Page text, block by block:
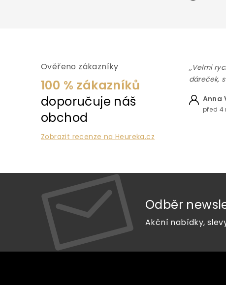
Ověřeno zákazníky
100 % zákazníků
doporučuje náš
obchod
Zobrazit recenze na Heureka.cz
,,Velmi
dáreček,
Anna
před 4
Odběr
Akční nabídky,